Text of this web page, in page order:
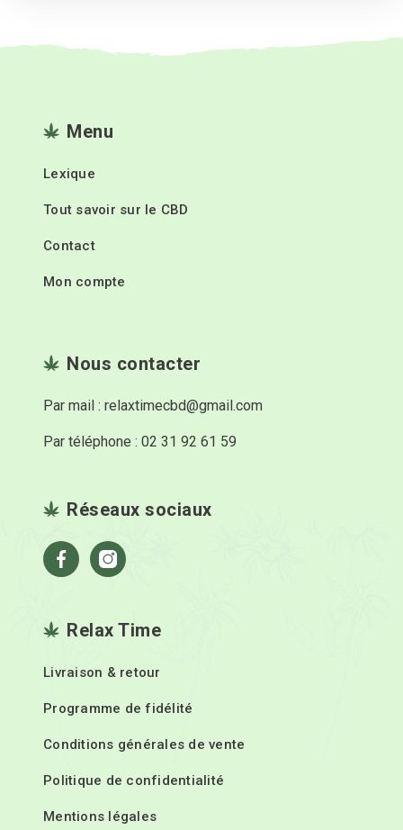
Menu
Lexique
Tout savoir sur le CBD
Contact
Mon compte
Nous contacter
Par mail : relaxtimecbd@gmail.com
Par téléphone : 02 31 92 61 59
Réseaux sociaux
FacebookInstagram
Relax Time
Livraison & retour
Programme de fidélité
Conditions générales de vente
Politique de confidentialité
Mentions légales